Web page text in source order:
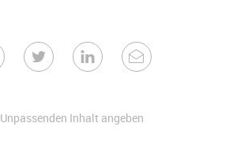
Unpassenden Inhalt angeben